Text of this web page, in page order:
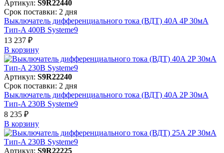
Артикул: S9R22440
Срок поставки: 2 дня
Выключатель дифференциального тока (ВДТ) 40A 4P 30мА
Тип-A 400В Systeme9
13 237 ₽
В корзинy
Артикул: S9R22240
Срок поставки: 2 дня
Выключатель дифференциального тока (ВДТ) 40A 2P 30мА
Тип-A 230В Systeme9
8 235 ₽
В корзинy
Артикул: S9R22225